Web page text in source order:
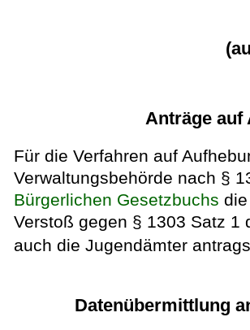
Anträge auf
Für die Verfahren auf
Verwaltungsbehörde nach §
Bürgerlichen Gesetzbuchs
Verstoß gegen § 1303 Satz 1
auch die Jugendämter
Datenübermittlung